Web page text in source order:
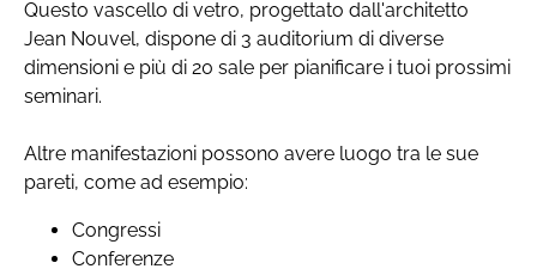
Questo vascello di vetro, progettato dall'architetto
Jean Nouvel, dispone di 3 auditorium di diverse
dimensioni e più di 20 sale per pianificare i tuoi prossimi
seminari.
Altre manifestazioni possono avere luogo tra le sue
pareti, come ad esempio:
Congressi
Conferenze